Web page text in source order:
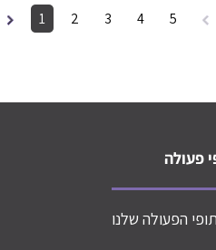
1 2 3 4 5
פעולה
הפעולה שלנו